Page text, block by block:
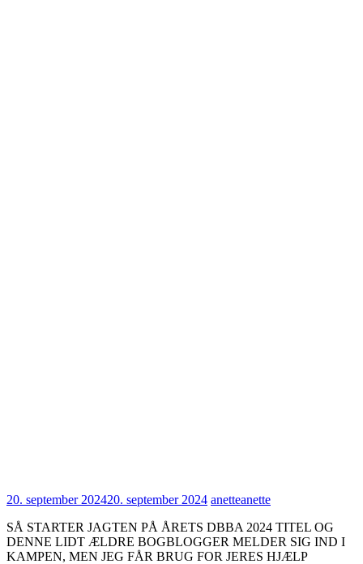
20. september 202420. september 2024 anetteanette
SÅ STARTER JAGTEN PÅ ÅRETS DBBA 2024 TITEL OG
DENNE LIDT ÆLDRE BOGBLOGGER MELDER SIG IND I
KAMPEN, MEN JEG FÅR BRUG FOR JERES HJÆLP